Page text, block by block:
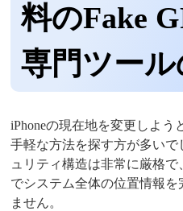
料のFake
専門ツー
iPhoneの現在地を変更しよ
手軽な方法を探す方が多いで
ュリティ構造は非常に厳格で
でシステム全体の位置情報
ません。